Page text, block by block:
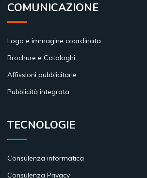
COMUNICAZIONE
Logo e immagine coordinata
Brochure e Cataloghi
Affissioni pubblicitarie
Pubblicità integrata
TECNOLOGIE
Consulenza informatica
Consulenza Privacy